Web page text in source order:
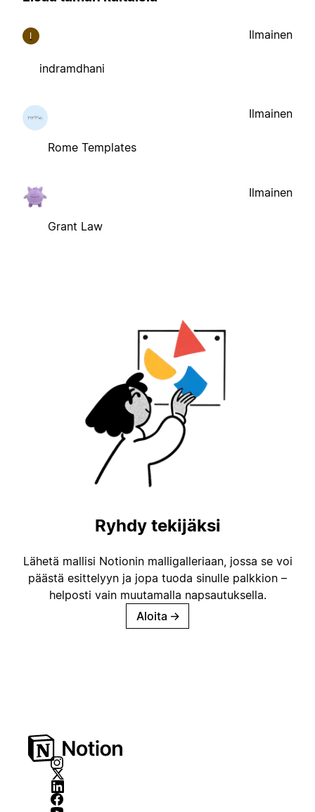
I
indramdhani
Ilmainen
Rome Templates
Ilmainen
Grant Law
Ilmainen
Ryhdy tekijäksi
Lähetä mallisi Notionin malligalleriaan, jossa se voi
päästä esittelyyn ja jopa tuoda sinulle palkkion –
helposti vain muutamalla napsautuksella.
Aloita →